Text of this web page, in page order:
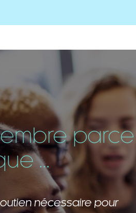
parce
...
nécessaire pour